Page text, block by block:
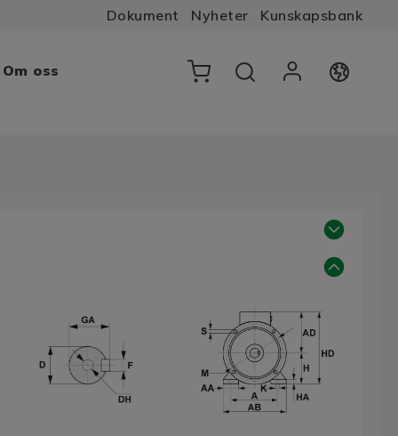
Dokument Nyheter Kunskapsbank
Om oss